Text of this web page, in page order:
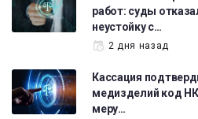
работ: суды
неустойку с…
2 дня назад
Кассация
медизделий код
меру…